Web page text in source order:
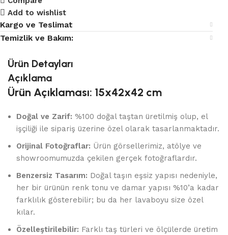
Add to wishlist
Kargo ve Teslimat
Temizlik ve Bakım:
Ürün Detayları
Açıklama
Ürün Açıklaması: 15x42x42 cm
Doğal ve Zarif: %100 doğal taştan üretilmiş olup, el
işçiliği ile sipariş üzerine özel olarak tasarlanmaktadır.
Orijinal Fotoğraflar: Ürün görsellerimiz, atölye ve
showroomumuzda çekilen gerçek fotoğraflardır.
Benzersiz Tasarım: Doğal taşın eşsiz yapısı nedeniyle,
her bir ürünün renk tonu ve damar yapısı %10’a kadar
farklılık gösterebilir; bu da her lavaboyu size özel
kılar.
Özelleştirilebilir: Farklı taş türleri ve ölçülerde üretim